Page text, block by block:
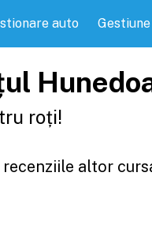
auto
roți!
recenziile altor